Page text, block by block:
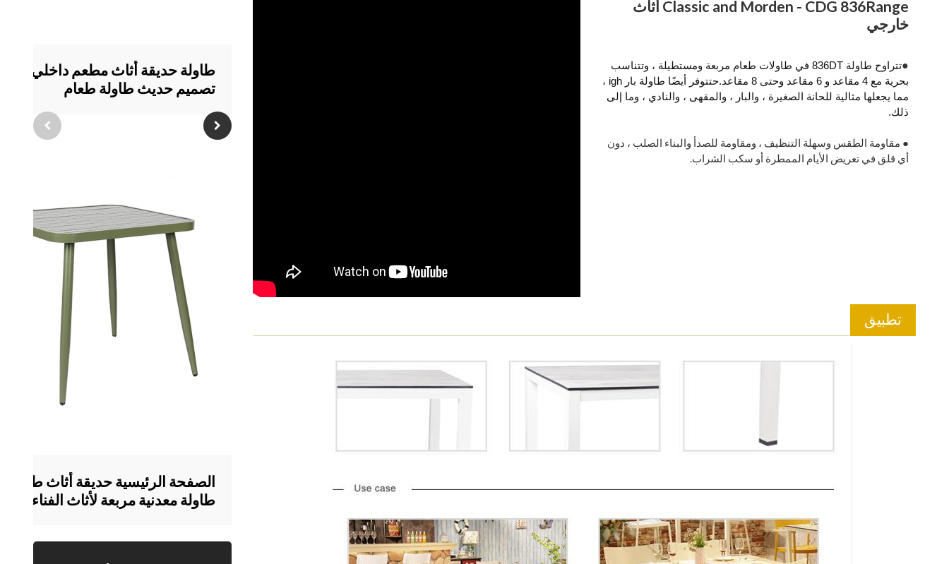
طاولة حديقة أثاث مطعم داخلي
تصميم حديث طاولة طعام
الصفحة الرئيسية حديقة أثاث طاولة
طاولة معدنية مربعة لأثاث الفناء في
Classic and Morden - CDG 836Range أثاث
خارجي
●
تتراوح طاولة 836DT في طاولات طعام مربعة ومستطيلة ، وتتناسب
بحرية مع 4 مقاعد و 6 مقاعد وحتى 8 مقاعد.
ح
تتوفر أيضًا طاولة بار igh ،
مما يجعلها مثالية للحانة الصغيرة ، والبار ، والمقهى ، والنادي ، وما إلى
ذلك.
● مقاومة الطقس وسهلة التنظيف ، ومقاومة للصدأ والبناء الصلب ، دون
أي قلق في تعريض الأيام الممطرة أو سكب الشراب.
تطبيق